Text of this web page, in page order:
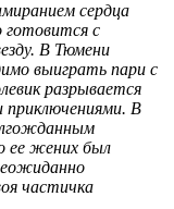
сердца
готовится с
В Тюмени
выиграть пари с
разрывается
приключениями. В
ее жених был
частичка